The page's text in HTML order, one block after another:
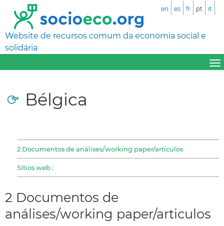
Website de recursos comum da economia social e
solidária
en es fr pt it
Bélgica
2 Documentos de análises/working paper/articulos
Sitios web :
2 Documentos de
análises/working paper/articulos